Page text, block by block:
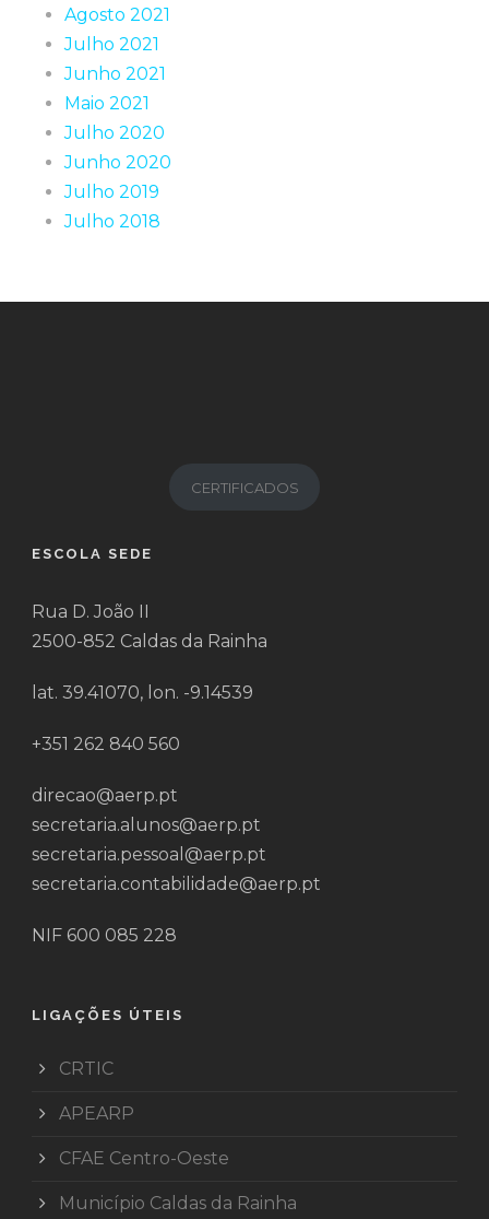
Agosto 2021
Julho 2021
Junho 2021
Maio 2021
Julho 2020
Junho 2020
Julho 2019
Julho 2018
CERTIFICADOS
ESCOLA SEDE
Rua D. João II
2500-852 Caldas da Rainha
lat. 39.41070, lon. -9.14539
+351 262 840 560
direcao@aerp.pt
secretaria.alunos@aerp.pt
secretaria.pessoal@aerp.pt
secretaria.contabilidade@aerp.pt
NIF 600 085 228
LIGAÇÕES ÚTEIS
CRTIC
APEARP
CFAE Centro-Oeste
Município Caldas da Rainha